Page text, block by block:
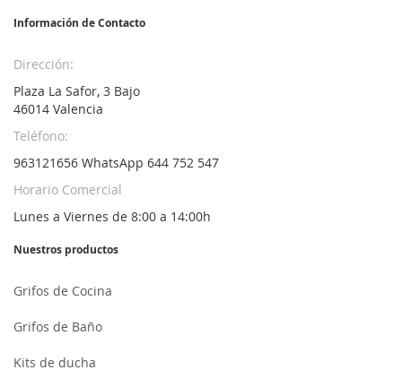
Información de Contacto
Dirección:
Plaza La Safor, 3 Bajo
46014 Valencia
Teléfono:
963121656 WhatsApp 644 752 547
Horario Comercial
Lunes a Viernes de 8:00 a 14:00h
Nuestros productos
Grifos de Cocina
Grifos de Baño
Kits de ducha